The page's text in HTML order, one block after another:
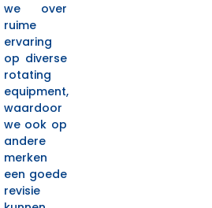
we over
ruime
ervaring
op diverse
rotating
equipment,
waardoor
we ook op
andere
merken
een goede
revisie